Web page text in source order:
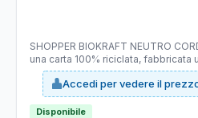
SHOPPER BIOKRAFT NEUTRO
una carta 100% riciclata, fabbricata
selezionati di altissima qualità,
prodotto e di colorazione; è
COMPOSTABILE. Dimensioni:
da 140gr.
Accedi per vedere il
Disponibile